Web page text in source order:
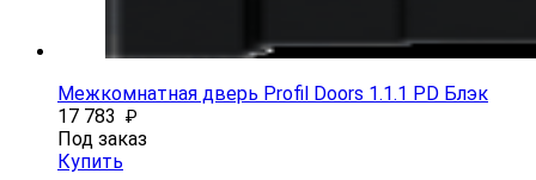
Межкомнатная дверь Profil Doors 1.1.1 PD Блэк
17 783 ₽
Под заказ
Купить